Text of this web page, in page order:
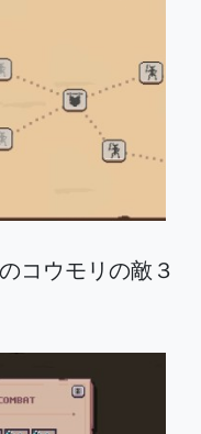
コウモリの敵３